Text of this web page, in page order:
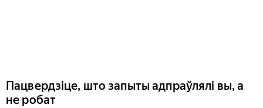
Пацвердзіце, што запыты адпраўлялі вы, а
не робат